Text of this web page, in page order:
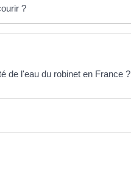
?
de l'eau du robinet en France ?